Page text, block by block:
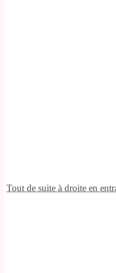
Tout de suite à droite en